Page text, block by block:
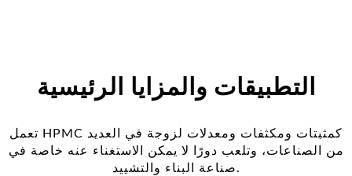
التطبيقات والمزايا الرئيسية
تعمل HPMC كمثبتات ومكثفات ومعدلات لزوجة في العديد
من الصناعات، وتلعب دورًا لا يمكن الاستغناء عنه خاصة في
صناعة البناء والتشييد.